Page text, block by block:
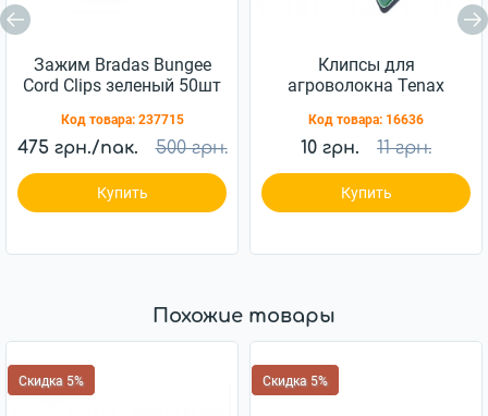
Зажим Bradas Bungee
Cord Clips зеленый 50шт
Код товара: 237715
475 грн./пак. 500 грн.
Купить
Клипсы для
агроволокна Tenax
Код товара: 16636
10 грн. 11 грн.
Купить
Похожие товары
Скидка 5% Скидка 5%